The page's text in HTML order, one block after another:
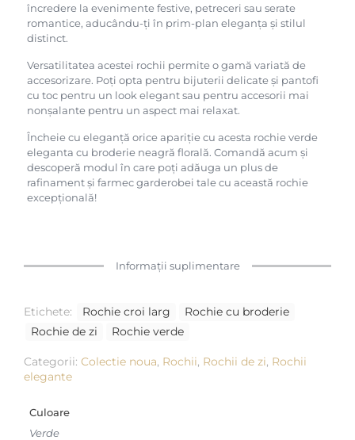
încredere la evenimente festive, petreceri sau serate
romantice, aducându-ți în prim-plan eleganța și stilul
distinct.
Versatilitatea acestei rochii permite o gamă variată de
accesorizare. Poți opta pentru bijuterii delicate și pantofi
cu toc pentru un look elegant sau pentru accesorii mai
nonșalante pentru un aspect mai relaxat.
Încheie cu eleganță orice apariție cu acesta rochie verde
eleganta cu broderie neagră florală. Comandă acum și
descoperă modul în care poți adăuga un plus de
rafinament și farmec garderobei tale cu această rochie
excepțională!
Informații suplimentare
Etichete: Rochie croi larg
Rochie cu broderie
Rochie de zi
Rochie verde
Categorii: Colectie noua, Rochii, Rochii de zi, Rochii
elegante
Culoare
Verde